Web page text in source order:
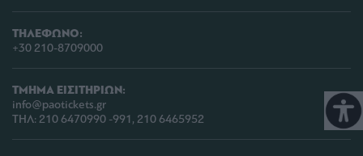
ΤΗΛΕΦΩΝΟ:
+30 210-8709000
ΤΜΗΜΑ ΕΙΣΙΤΗΡΙΩΝ:
info@paotickets.gr
ΤΗΛ: 210 6470990 -991, 210 6465952